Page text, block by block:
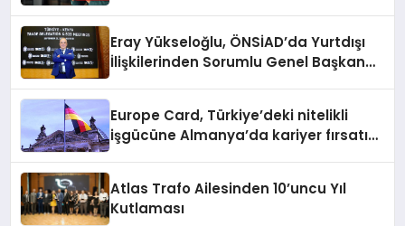
Eray Yükseloğlu, ÖNSİAD’da Yurtdışı
İlişkilerinden Sorumlu Genel Başkan
Europe Card, Türkiye’deki nitelikli
işgücüne Almanya’da kariyer fırsatı
Atlas Trafo Ailesinden 10’uncu Yıl
Kutlaması